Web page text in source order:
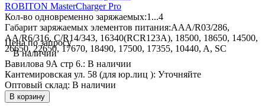
ROBITON MasterCharger Pro
Кол-во одновременно заряжаемых:1...4
Габарит заряжаемых элементов питания:AAA/R03/286,
AA/R6/316, C/R14/343, 16340(RCR123A), 18500, 18650, 14500,
26650, 22650, 17670, 18490, 17500, 17355, 10440, A, SC
Цена по запросу
В наличии
Вавилова 9А стр 6.: В наличии
Кантемировская ул. 58 (для юр.лиц ): Уточняйте
Оптовый склад: В наличии
В корзину